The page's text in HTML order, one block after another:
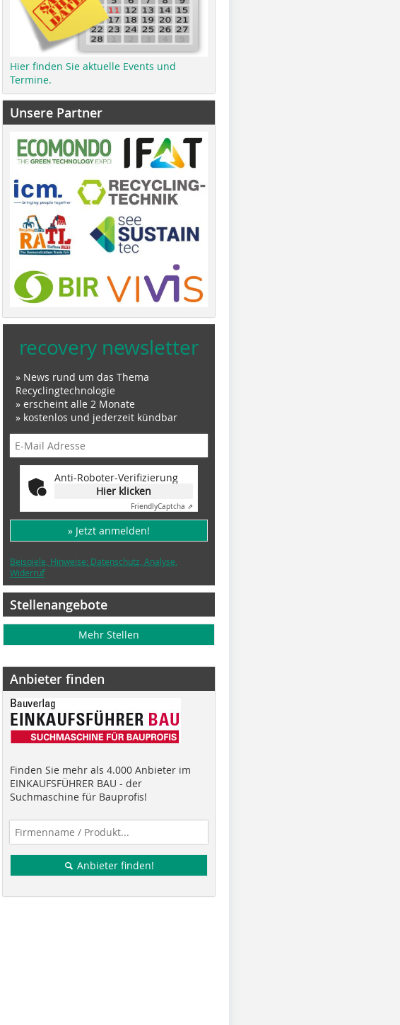
Hier finden Sie aktuelle Events und
Termine.
Unsere Partner
recovery newsletter
» News rund um das Thema
Recyclingtechnologie
» erscheint alle 2 Monate
» kostenlos und jederzeit kündbar
Anti-Roboter-Verifizierung
Hier klicken
FriendlyCaptcha ⇗
» Jetzt anmelden!
Beispiele, Hinweise: Datenschutz, Analyse,
Widerruf
Stellenangebote
Mehr Stellen
Anbieter finden
Finden Sie mehr als 4.000 Anbieter im
EINKAUFSFÜHRER BAU - der
Suchmaschine für Bauprofis!
Anbieter finden!